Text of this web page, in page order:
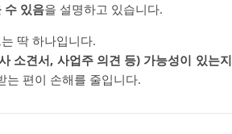
수 있음을 설명하고 있습니다.
딱 하나입니다.
소견서, 사업주 의견 등) 가능성이 있는지
는 편이 손해를 줄입니다.